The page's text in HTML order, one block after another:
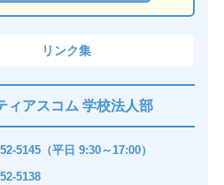
リンク集
ィアスコム 学校法人部
5145（平日 9:30～17:00）
5138